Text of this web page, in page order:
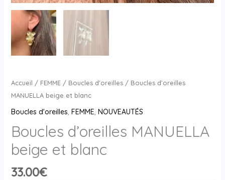
Accueil / FEMME/ Boucles d'oreilles/ Boucles d’oreilles
MANUELLA beige et blanc
Boucles d'oreilles, FEMME, NOUVEAUTÉS
Boucles d’oreilles MANUELLA
beige et blanc
33.00€